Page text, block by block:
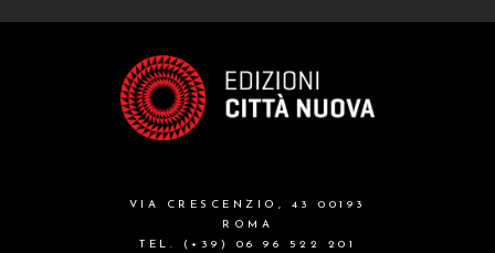
VIA CRESCENZIO, 43 00193
ROMA
TEL. (+39) 06 96 522 201